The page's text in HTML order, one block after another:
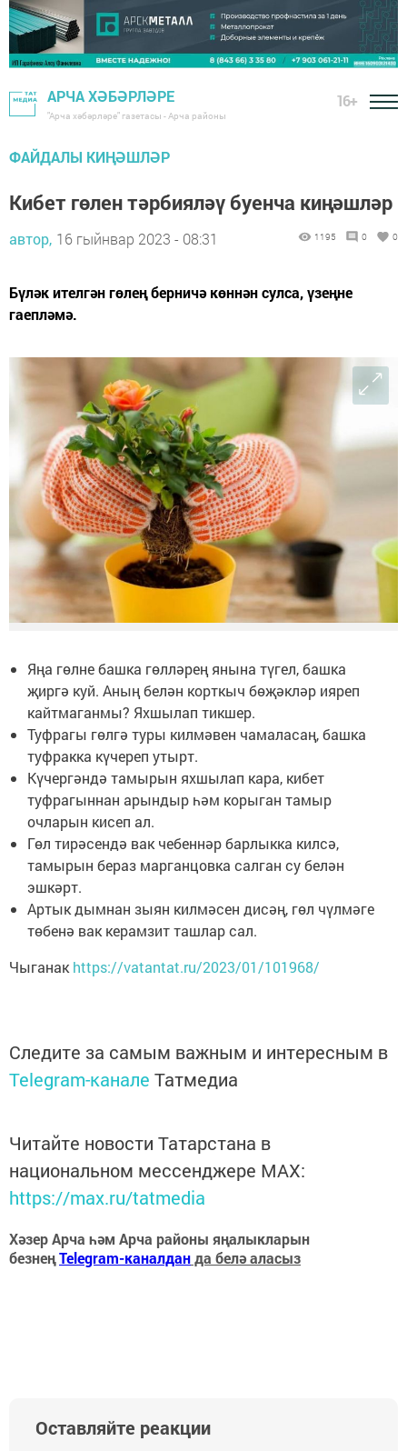
АРЧА ХӘБӘРЛӘРЕ
"Арча хәбәрләре" газетасы - Арча районы
16+
ФАЙДАЛЫ КИҢӘШЛӘР
Кибет гөлен тәрбияләү буенча киңәшләр
автор, 16 гыйнвар 2023 - 08:31 1195 0 0
Бүләк ителгән гөлең берничә көннән сулса, үзеңне
гаепләмә.
Яңа гөлне башка гөлләрең янына түгел, башка
җиргә куй. Аның белән корткыч бөҗәкләр ияреп
кайтмаганмы? Яхшылап тикшер.
Туфрагы гөлгә туры килмәвен чамаласаң, башка
туфракка күчереп утырт.
Күчергәндә тамырын яхшылап кара, кибет
туфрагыннан арындыр һәм корыган тамыр
очларын кисеп ал.
Гөл тирәсендә вак чебеннәр барлыкка килсә,
тамырын бераз марганцовка салган су белән
эшкәрт.
Артык дымнан зыян килмәсен дисәң, гөл чүлмәге
төбенә вак керамзит ташлар сал.
Чыганакhttps://vatantat.ru/2023/01/101968/
Следите за самым важным и интересным в
Telegram-канале Татмедиа
Читайте новости Татарстана в
национальном мессенджере MАХ:
https://max.ru/tatmedia
Хәзер Арча һәм Арча районы яңалыкларын
безнеңTelegram-каналданда белә аласыз
Оставляйте реакции